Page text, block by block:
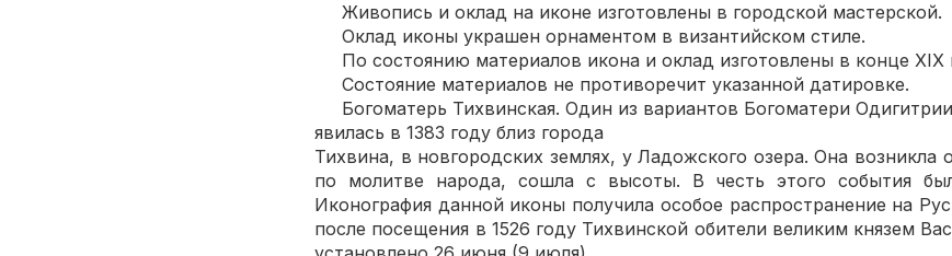
Живопись и оклад на иконе изготовлены в городской мастерской.
Оклад иконы украшен орнаментом в византийском стиле.
По состоянию материалов икона и оклад изготовлены в конце XIX
Состояние материалов не противоречит указанной датировке.
Богоматерь Тихвинская. Один из вариантов Богоматери
явилась в 1383 году близ города
Тихвина, в новгородских землях, у Ладожского озера. Она возникла
по молитве народа, сошла с высоты. В честь этого события
Иконография данной иконы получила особое распространение на
после посещения в 1526 году Тихвинской обители великим князем